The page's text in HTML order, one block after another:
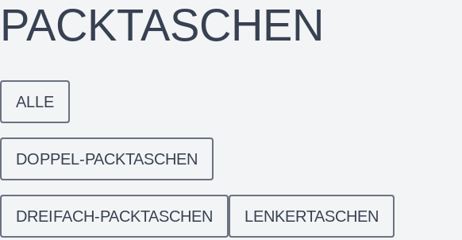
PACKTASCHEN
ALLE
DOPPEL-PACKTASCHEN
DREIFACH-PACKTASCHEN LENKERTASCHEN